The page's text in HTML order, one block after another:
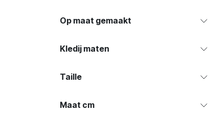
Op maat gemaakt
Kledij maten
Taille
Maat cm